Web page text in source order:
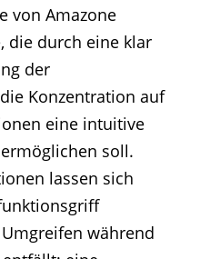
von Amazone
die durch eine klar
der
Konzentration auf
eine intuitive
soll.
lassen sich
während